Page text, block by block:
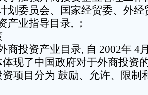
划委员会、国家经贸委、外经
产业指导目录, ；
商投资产业目录, 自 2002年 4
现了中国政府对于外商投资
项目分为 鼓励、允许、限制